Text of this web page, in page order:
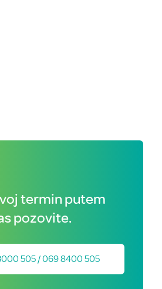
termin putem
pozovite.
505 / 069 8400 505